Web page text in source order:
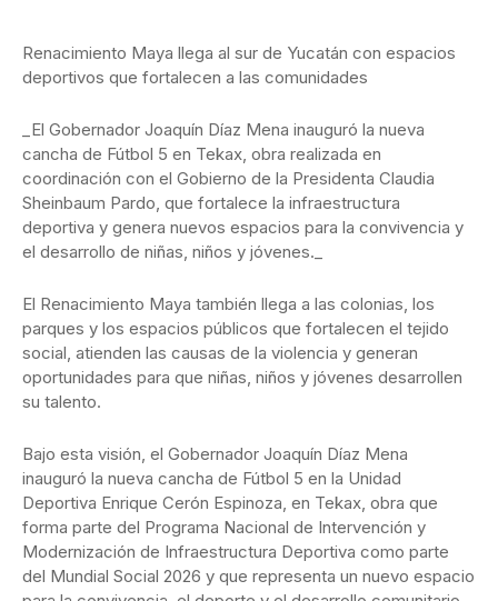
Renacimiento Maya llega al sur de Yucatán con espacios
deportivos que fortalecen a las comunidades
_El Gobernador Joaquín Díaz Mena inauguró la nueva
cancha de Fútbol 5 en Tekax, obra realizada en
coordinación con el Gobierno de la Presidenta Claudia
Sheinbaum Pardo, que fortalece la infraestructura
deportiva y genera nuevos espacios para la convivencia y
el desarrollo de niñas, niños y jóvenes._
El Renacimiento Maya también llega a las colonias, los
parques y los espacios públicos que fortalecen el tejido
social, atienden las causas de la violencia y generan
oportunidades para que niñas, niños y jóvenes desarrollen
su talento.
Bajo esta visión, el Gobernador Joaquín Díaz Mena
inauguró la nueva cancha de Fútbol 5 en la Unidad
Deportiva Enrique Cerón Espinoza, en Tekax, obra que
forma parte del Programa Nacional de Intervención y
Modernización de Infraestructura Deportiva como parte
del Mundial Social 2026 y que representa un nuevo espacio